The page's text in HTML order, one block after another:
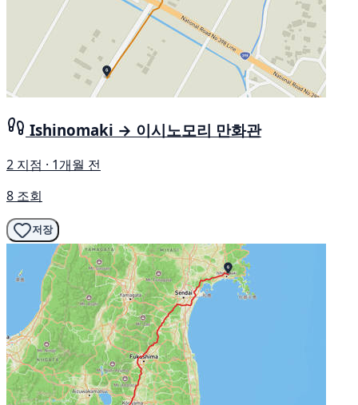
Ishinomaki → 이시노모리 만화관
2 지점 · 1개월 전
8 조회
저장